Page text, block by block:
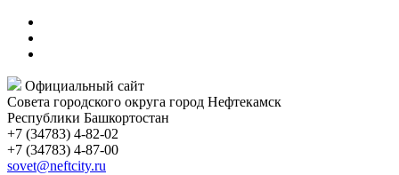
Официальный сайт
Совета городского округа город Нефтекамск
Республики Башкортостан
+7 (34783) 4-82-02
+7 (34783) 4-87-00
sovet@neftcity.ru